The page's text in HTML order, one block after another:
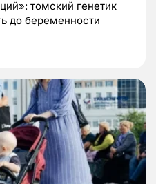
томский генетик
до беременности